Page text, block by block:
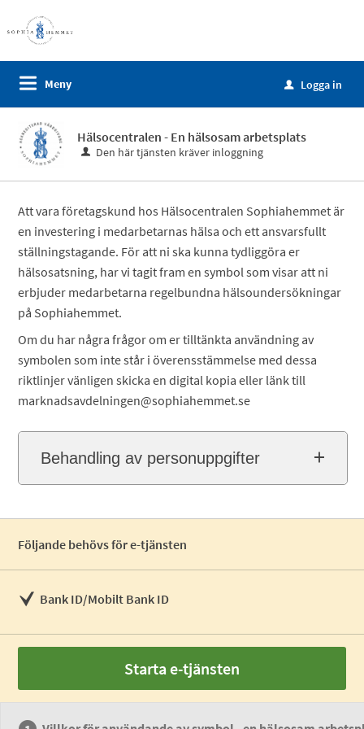
Meny u Logga in
Hälsocentralen - En hälsosam arbetsplats
Den här tjänsten kräver inloggning
Att vara företagskund hos Hälsocentralen Sophiahemmet är
en investering i medarbetarnas hälsa och ett ansvarsfullt
ställningstagande. För att ni ska kunna tydliggöra er
hälsosatsning, har vi tagit fram en symbol som visar att ni
erbjuder medarbetarna regelbundna hälsoundersökningar
på Sophiahemmet.
Om du har några frågor om er tilltänkta användning av
symbolen som inte står i överensstämmelse med dessa
riktlinjer vänligen skicka en digital kopia eller länk till
marknadsavdelningen@sophiahemmet.se
Behandling av personuppgifter
Följande behövs för e-tjänsten
Bank ID/Mobilt Bank ID
Starta e-tjänsten